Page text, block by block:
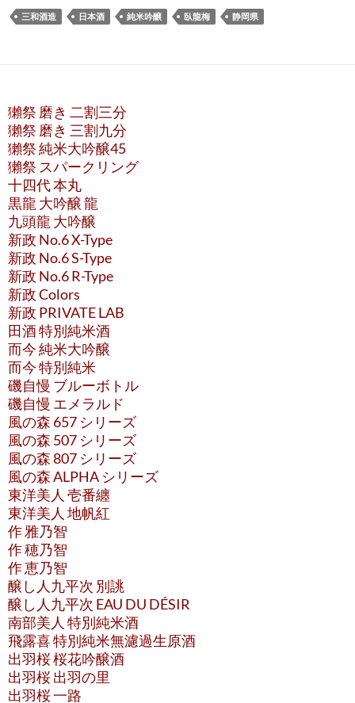
三和酒造 日本酒 純米吟醸 臥龍梅 静岡県
獺祭 磨き 二割三分
獺祭 磨き 三割九分
獺祭 純米大吟醸45
獺祭 スパークリング
十四代 本丸
黒龍 大吟醸 龍
九頭龍 大吟醸
新政 No.6 X-Type
新政 No.6 S-Type
新政 No.6 R-Type
新政 Colors
新政 PRIVATE LAB
田酒 特別純米酒
而今 純米大吟醸
而今 特別純米
磯自慢 ブルーボトル
磯自慢 エメラルド
風の森 657 シリーズ
風の森 507 シリーズ
風の森 807 シリーズ
風の森 ALPHA シリーズ
東洋美人 壱番纏
東洋美人 地帆紅
作 雅乃智
作 穂乃智
作 恵乃智
醸し人九平次 別誂
醸し人九平次 EAU DU DÉSIR
南部美人 特別純米酒
飛露喜 特別純米無濾過生原酒
出羽桜 桜花吟醸酒
出羽桜 出羽の里
出羽桜 一路